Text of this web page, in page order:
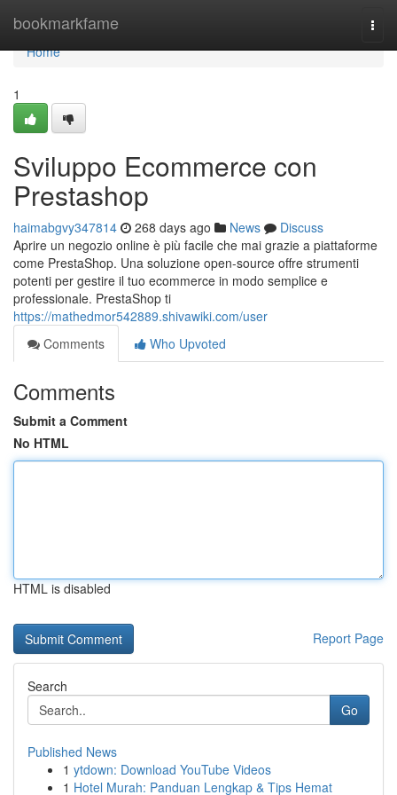
bookmarkfame
Home
Home
1
Sviluppo Ecommerce con
Prestashop
haimabgvy347814 268 days ago News
Discuss
Aprire un negozio online è più facile che mai grazie a piattaforme
come PrestaShop. Una soluzione open-source offre strumenti
potenti per gestire il tuo ecommerce in modo semplice e
professionale. PrestaShop ti
https://mathedmor542889.shivawiki.com/user
Comments
Who Upvoted
Comments
Submit a Comment
No HTML
HTML is disabled
Report Page
Search
Go
Published News
1 ytdown: Download YouTube Videos
1 Hotel Murah: Panduan Lengkap & Tips Hemat